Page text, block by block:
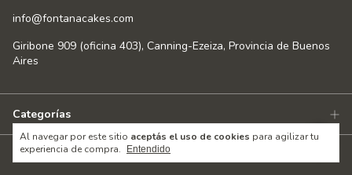
Al navegar por este sitio aceptás el uso de cookies para agilizar tu
experiencia de compra.
Entendido
info@fontanacakes.com
Giribone 909 (oficina 403), Canning-Ezeiza, Provincia de Buenos
Aires
Categorías
Información